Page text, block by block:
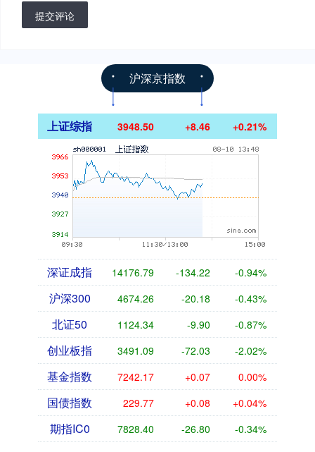
提交评论
沪深京指数
上证综指 3948.50 +8.46 +0.21%
深证成指 14176.79 -134.22 -0.94%
沪深300 4674.26 -20.18 -0.43%
北证50 1124.34 -9.90 -0.87%
创业板指 3491.09 -72.03 -2.02%
基金指数 7242.17 +0.07 0.00%
国债指数 229.77 +0.08 +0.04%
期指IC0 7828.40 -26.80 -0.34%